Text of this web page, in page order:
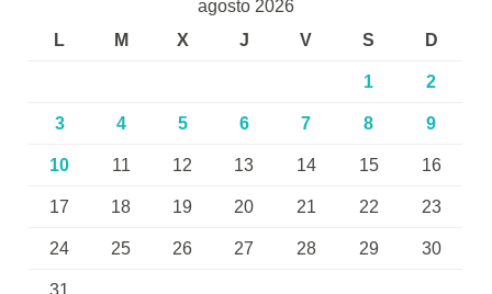
agosto 2026
L
M X J V S D
1 2
3 4 5 6 7 8 9
10 11 12 13 14 15 16
17 18 19 20 21 22 23
24 25 26 27 28 29 30